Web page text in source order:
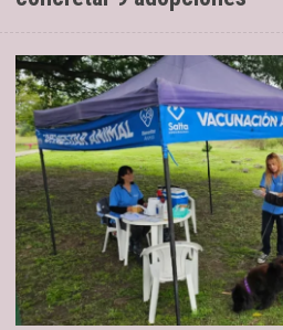
31/03/2026 En barrio Grand